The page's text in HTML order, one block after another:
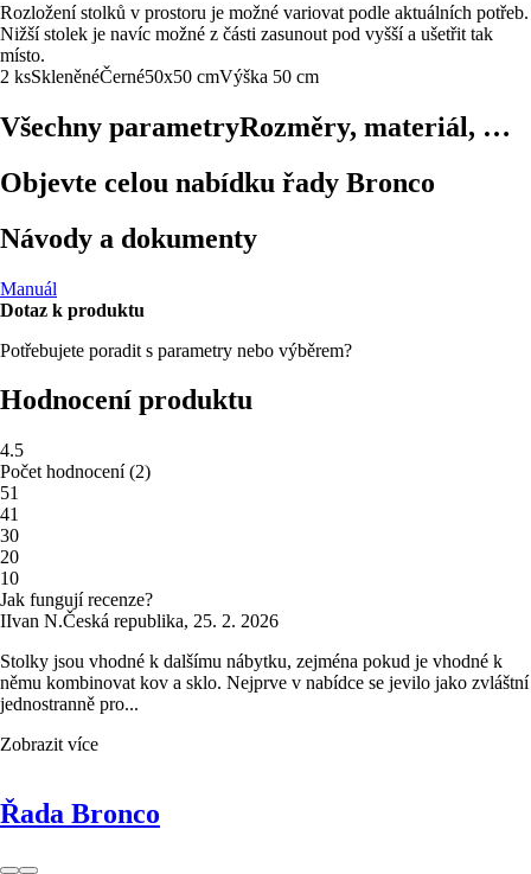
Rozložení stolků v prostoru je možné variovat podle aktuálních potřeb.
Nižší stolek je navíc možné z části zasunout pod vyšší a ušetřit tak
místo.
2 ksSkleněnéČerné50x50 cmVýška 50 cm
Všechny parametryRozměry, materiál, …
Objevte celou nabídku řady Bronco
Návody a dokumenty
Manuál
Dotaz k produktu
Potřebujete poradit s parametry nebo výběrem?
Hodnocení produktu
4.5
Počet hodnocení(2)
51
41
30
20
10
Jak fungují recenze?
IIvan N.Česká republika, 25. 2. 2026
Stolky jsou vhodné k dalšímu nábytku, zejména pokud je vhodné k
němu kombinovat kov a sklo. Nejprve v nabídce se jevilo jako zvláštní
jednostranně pro...
Zobrazit více
Řada Bronco